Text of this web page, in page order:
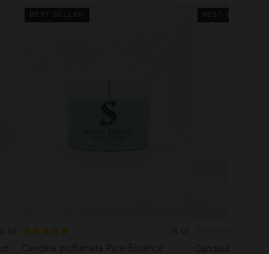
BEST SELLER
(5.0)
Candela profumata Pure Essence
BEST SELLER
Candela